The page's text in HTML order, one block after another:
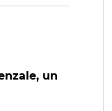
un